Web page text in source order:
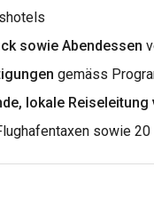
sowie Abendessen
gemäss
lokale Reiseleitung
sowie